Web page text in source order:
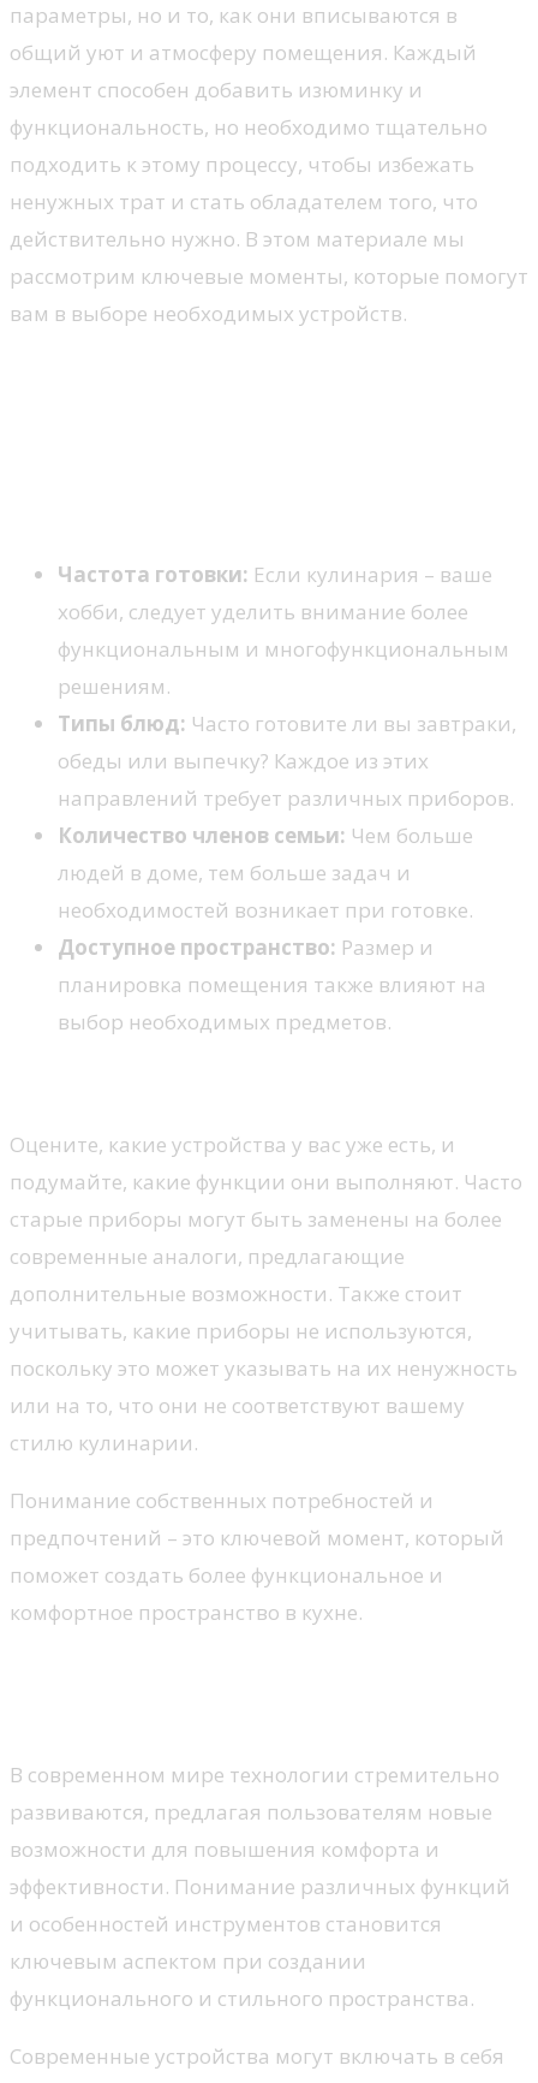
параметры, но и то, как они вписываются в
общий уют и атмосферу помещения. Каждый
элемент способен добавить изюминку и
функциональность, но необходимо тщательно
подходить к этому процессу, чтобы избежать
ненужных трат и стать обладателем того, что
действительно нужно. В этом материале мы
рассмотрим ключевые моменты, которые помогут
вам в выборе необходимых устройств.
Частота готовки: Если кулинария – ваше
хобби, следует уделить внимание более
функциональным и многофункциональным
решениям.
Типы блюд: Часто готовите ли вы завтраки,
обеды или выпечку? Каждое из этих
направлений требует различных приборов.
Количество членов семьи: Чем больше
людей в доме, тем больше задач и
необходимостей возникает при готовке.
Доступное пространство: Размер и
планировка помещения также влияют на
выбор необходимых предметов.
Оцените, какие устройства у вас уже есть, и
подумайте, какие функции они выполняют. Часто
старые приборы могут быть заменены на более
современные аналоги, предлагающие
дополнительные возможности. Также стоит
учитывать, какие приборы не используются,
поскольку это может указывать на их ненужность
или на то, что они не соответствуют вашему
стилю кулинарии.
Понимание собственных потребностей и
предпочтений – это ключевой момент, который
поможет создать более функциональное и
комфортное пространство в кухне.
В современном мире технологии стремительно
развиваются, предлагая пользователям новые
возможности для повышения комфорта и
эффективности. Понимание различных функций
и особенностей инструментов становится
ключевым аспектом при создании
функционального и стильного пространства.
Современные устройства могут включать в себя